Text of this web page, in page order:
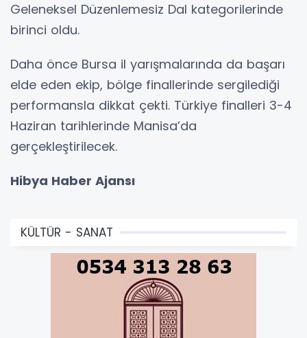
Geleneksel Düzenlemesiz Dal kategorilerinde
birinci oldu.
Daha önce Bursa il yarışmalarında da başarı
elde eden ekip, bölge finallerinde sergilediği
performansla dikkat çekti. Türkiye finalleri 3-4
Haziran tarihlerinde Manisa’da
gerçekleştirilecek.
Hibya Haber Ajansı
KÜLTÜR - SANAT